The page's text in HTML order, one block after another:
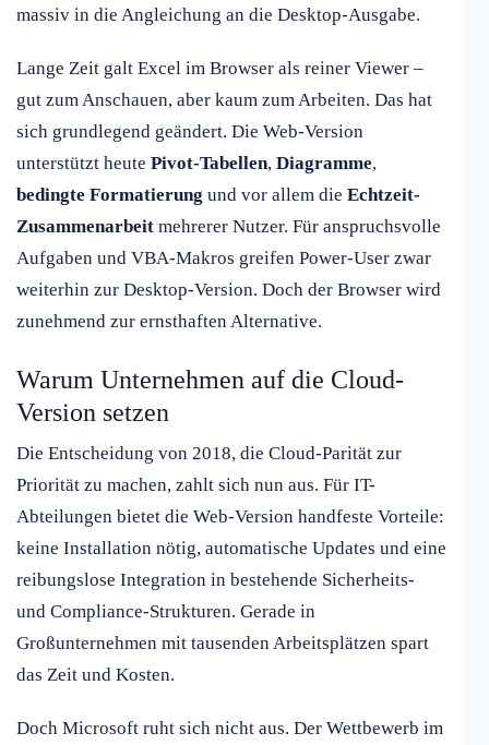
massiv in die Angleichung an die Desktop-Ausgabe.
Lange Zeit galt Excel im Browser als reiner Viewer –
gut zum Anschauen, aber kaum zum Arbeiten. Das hat
sich grundlegend geändert. Die Web-Version
unterstützt heute Pivot-Tabellen, Diagramme,
bedingte Formatierung und vor allem die Echtzeit-
Zusammenarbeit mehrerer Nutzer. Für anspruchsvolle
Aufgaben und VBA-Makros greifen Power-User zwar
weiterhin zur Desktop-Version. Doch der Browser wird
zunehmend zur ernsthaften Alternative.
Warum Unternehmen auf die Cloud-
Version setzen
Die Entscheidung von 2018, die Cloud-Parität zur
Priorität zu machen, zahlt sich nun aus. Für IT-
Abteilungen bietet die Web-Version handfeste Vorteile:
keine Installation nötig, automatische Updates und eine
reibungslose Integration in bestehende Sicherheits-
und Compliance-Strukturen. Gerade in
Großunternehmen mit tausenden Arbeitsplätzen spart
das Zeit und Kosten.
Doch Microsoft ruht sich nicht aus. Der Wettbewerb im